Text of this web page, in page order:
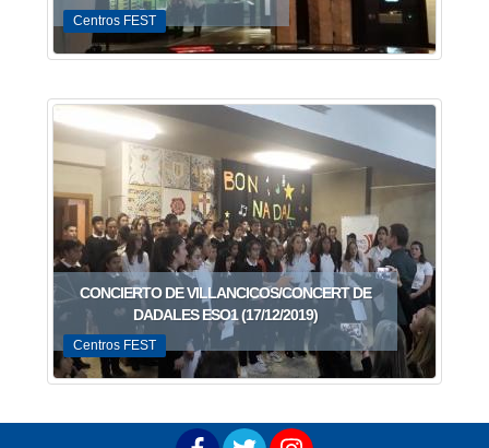
Centros FEST
CONCIERTO DE VILLANCICOS/CONCERT DE
DADALES ESO1 (17/12/2019)
Centros FEST